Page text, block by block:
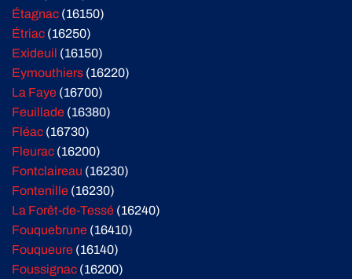
Étagnac (16150)
Étriac (16250)
Exideuil (16150)
Eymouthiers (16220)
La Faye (16700)
Feuillade (16380)
Fléac (16730)
Fleurac (16200)
Fontclaireau (16230)
Fontenille (16230)
La Forêt-de-Tessé (16240)
Fouquebrune (16410)
Fouqueure (16140)
Foussignac (16200)